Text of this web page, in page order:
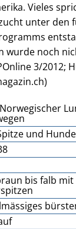
Vieles
unter den
wurde noch
3/2012;
und
bis falb mit